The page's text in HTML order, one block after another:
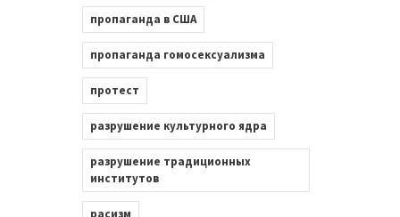
пропаганда в США
пропаганда гомосексуализма
протест
разрушение культурного ядра
разрушение традиционных
институтов
расизм